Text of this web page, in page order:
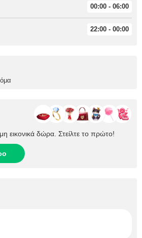
00:00 - 06:00
22:00 - 00:00
εικονικά δώρα. Στείλτε το πρώτο!